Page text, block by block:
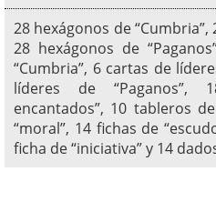
28 hexágonos de “Cumbria”,
28 hexágonos de
“Cumbria”, 6 cartas de
líderes de “Paganos”,
encantados”, 10 tableros
“moral”, 14 fichas de
ficha de “iniciativa” y 14